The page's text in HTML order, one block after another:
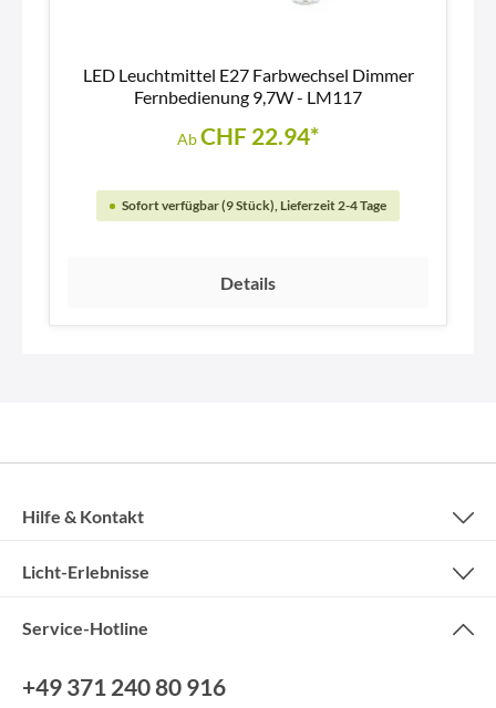
LED Leuchtmittel E27 Farbwechsel Dimmer
Fernbedienung 9,7W - LM117
AbCHF 22.94*
Sofort verfügbar (9 Stück), Lieferzeit 2-4 Tage
Details
Service-Hotline
+49 371 240 80 916
Hilfe & Kontakt
Licht-Erlebnisse